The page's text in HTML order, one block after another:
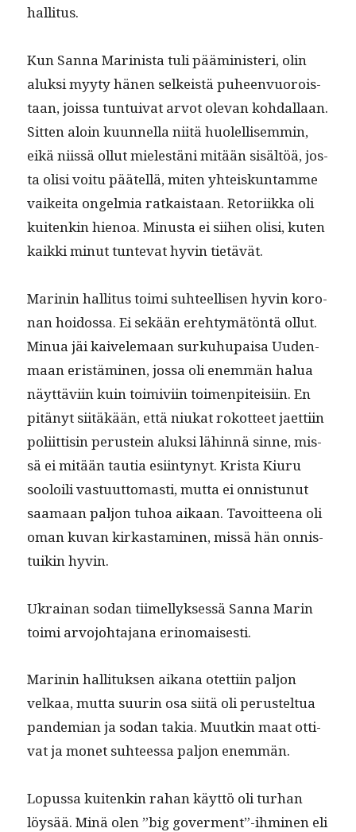
hallitus.
Kun San­na Marin­ista tuli päämin­is­teri, olin
aluk­si myy­ty hänen selkeistä puheen­vuorois­
taan, jois­sa tun­tu­i­v­at arvot ole­van kohdal­laan.
Sit­ten aloin kuun­nel­la niitä huolel­lisem­min,
eikä niis­sä ollut mielestäni mitään sisältöä, jos­
ta olisi voitu päätel­lä, miten yhteiskun­tamme
vaikei­ta ongelmia ratkaistaan. Retori­ik­ka oli
kuitenkin hienoa. Minus­ta ei siihen olisi, kuten
kaik­ki min­ut tun­te­vat hyvin tietävät.
Marinin hal­li­tus toi­mi suh­teel­lisen hyvin koro­
nan hoi­dos­sa. Ei sekään ere­htymätön­tä ollut.
Min­ua jäi kaivele­maan surkuhu­paisa Uuden­
maan eristämi­nen, jos­sa oli enem­män halua
näyt­tävi­in kuin toimivi­in toimen­piteisi­in. En
pitänyt siitäkään, että niukat rokot­teet jaet­ti­in
poli­it­tisin perustein aluk­si lähin­nä sinne, mis­
sä ei mitään tau­tia esi­in­tynyt. Krista Kiu­ru
sooloili vas­tu­ut­tomasti, mut­ta ei onnis­tunut
saa­maan paljon tuhoa aikaan. Tavoit­teena oli
oman kuvan kirkas­t­a­mi­nen, mis­sä hän onnis­
tuikin hyvin.
Ukrainan sodan tiimel­lyk­sessä San­na Marin
toi­mi arvo­jo­hta­jana erinomaisesti.
Marinin hal­li­tuk­sen aikana otet­ti­in paljon
velkaa, mut­ta suurin osa siitä oli perustel­tua
pan­demi­an ja sodan takia. Muutkin maat otti­
vat ja mon­et suh­teessa paljon enemmän.
Lopus­sa kuitenkin rahan käyt­tö oli turhan
löysää. Minä olen ”big goverment”-ihminen eli